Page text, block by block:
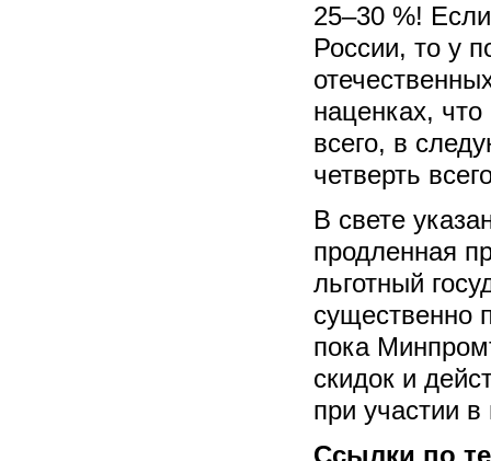
25–30 %!
России, то у
наценках,
всего, в
четверть
В свете
продленная
льготный
существенно
пока
скидок и
при участии